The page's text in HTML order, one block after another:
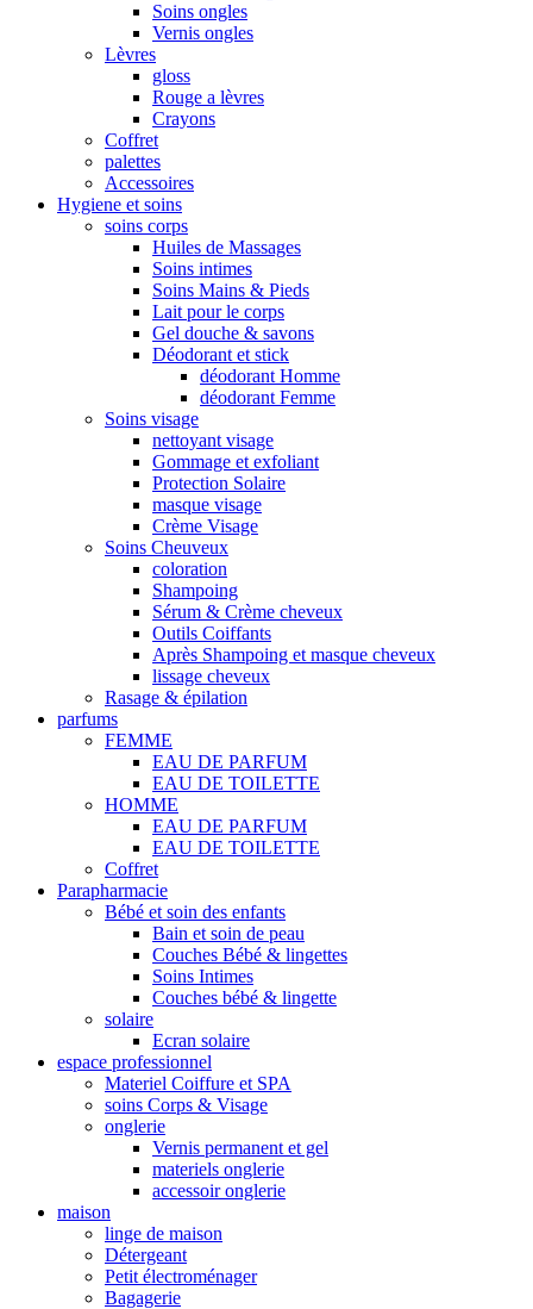
Soins ongles
Vernis ongles
Lèvres
gloss
Rouge a lèvres
Crayons
Coffret
palettes
Accessoires
Hygiene et soins
soins corps
Huiles de Massages
Soins intimes
Soins Mains & Pieds
Lait pour le corps
Gel douche & savons
Déodorant et stick
déodorant Homme
déodorant Femme
Soins visage
nettoyant visage
Gommage et exfoliant
Protection Solaire
masque visage
Crème Visage
Soins Cheuveux
coloration
Shampoing
Sérum & Crème cheveux
Outils Coiffants
Après Shampoing et masque cheveux
lissage cheveux
Rasage & épilation
parfums
FEMME
EAU DE PARFUM
EAU DE TOILETTE
HOMME
EAU DE PARFUM
EAU DE TOILETTE
Coffret
Parapharmacie
Bébé et soin des enfants
Bain et soin de peau
Couches Bébé & lingettes
Soins Intimes
Couches bébé & lingette
solaire
Ecran solaire
espace professionnel
Materiel Coiffure et SPA
soins Corps & Visage
onglerie
Vernis permanent et gel
materiels onglerie
accessoir onglerie
maison
linge de maison
Détergeant
Petit électroménager
Bagagerie